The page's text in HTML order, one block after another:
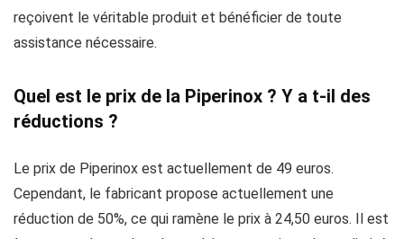
reçoivent le véritable produit et bénéficier de toute
assistance nécessaire.
Quel est le prix de la Piperinox ? Y a t-il des
réductions ?
Le prix de Piperinox est actuellement de 49 euros.
Cependant, le fabricant propose actuellement une
réduction de 50%, ce qui ramène le prix à 24,50 euros. Il est